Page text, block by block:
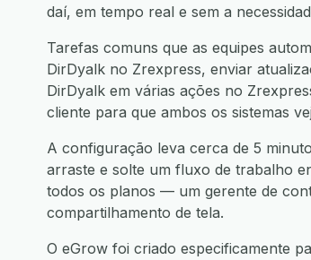
daí, em tempo real e sem a
Tarefas comuns que as equipes
DirDyalk no Zrexpress, enviar
DirDyalk em várias ações no
cliente para que ambos os sistemas
A configuração leva cerca de 5
arraste e solte um fluxo de trabalho
todos os planos — um gerente de
compartilhamento de tela.
O eGrow foi criado especificamente